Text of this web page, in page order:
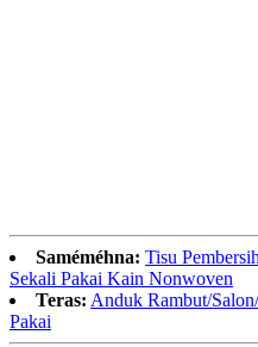
Saméméhna: Tisu
Sekali Pakai Kain Nonwoven
Teras: Anduk Rambut/
Pakai